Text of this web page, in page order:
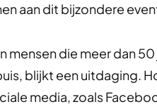
aan dit bijzondere
mensen die meer dan
blijkt een uitdaging.
media, zoals